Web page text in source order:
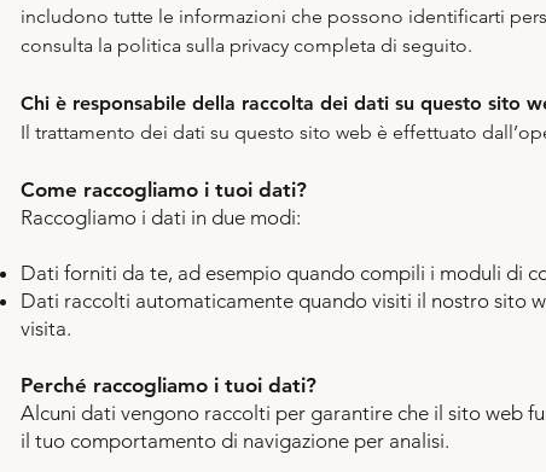
includono tutte le informazioni che possono identificarti
consulta la politica sulla privacy completa di seguito.
Chi è responsabile della raccolta dei dati su questo sito
Il trattamento dei dati su questo sito web è effettuato
Come raccogliamo i tuoi dati?
Raccogliamo i dati in due modi:
Dati forniti da te, ad esempio quando compili i moduli di
Dati raccolti automaticamente quando visiti il nostro sito
visita.
Perché raccogliamo i tuoi dati?
Alcuni dati vengono raccolti per garantire che il sito web
il tuo comportamento di navigazione per analisi.